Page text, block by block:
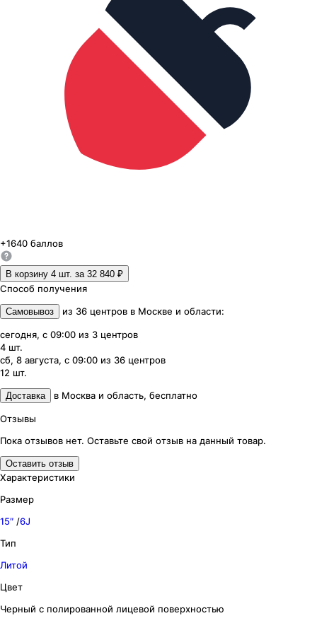
+1640 баллов
В корзину 4 шт. за 32 840 ₽
Способ получения
Самовывоз из 36 центров в Москве и области:
сегодня, с 09:00 из 3 центров
4 шт.
сб, 8 августа, с 09:00 из 36 центров
12 шт.
Доставка в Москва и область, бесплатно
Отзывы
Пока отзывов нет. Оставьте свой отзыв на данный товар.
Оставить отзыв
Характеристики
Размер
15″ /6J
Тип
Литой
Цвет
Черный с полированной лицевой поверхностью